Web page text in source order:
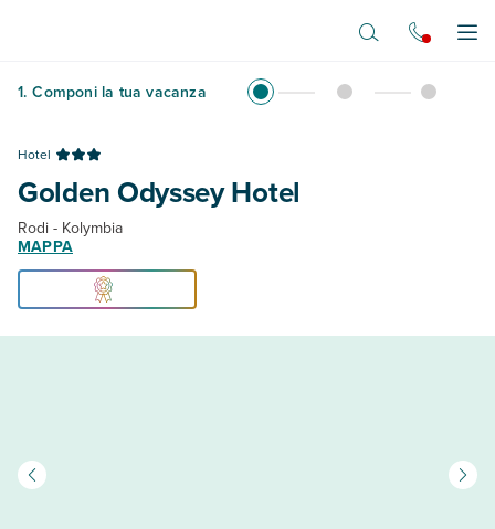
1. Componi la tua vacanza
Hotel
Golden Odyssey Hotel
Rodi - Kolymbia
MAPPA